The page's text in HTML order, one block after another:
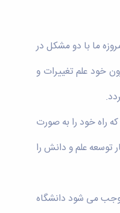
ما با دو مشکل در
خود علم تغییرات و
راه خود را به صورت
توسعه علم و دانش را
می شود دانشگاه